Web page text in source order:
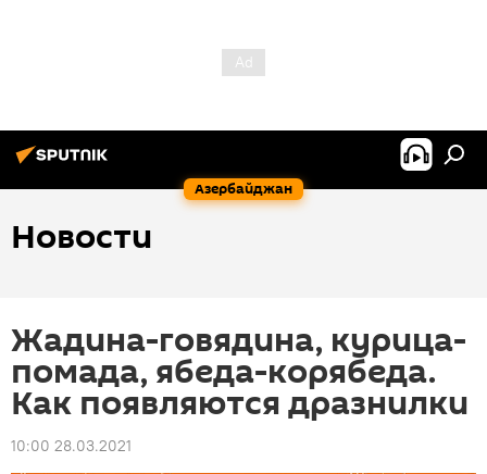
Азербайджан
Новости
Жадина-говядина, курица-
помада, ябеда-корябеда.
Как появляются дразнилки
10:00 28.03.2021